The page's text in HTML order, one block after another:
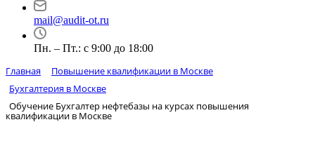
mail@audit-ot.ru
Пн. – Пт.: с 9:00 до 18:00
Главная
Повышение квалификации в Москве
Бухгалтерия в Москве
Обучение Бухгалтер нефтебазы на курсах повышения
квалификации в Москве